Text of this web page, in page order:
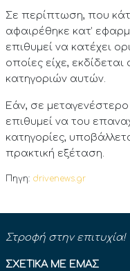
Σε περίπτωση, που
αφαιρέθηκε κατ’
επιθυμεί να κατέχει
οποίες είχε,
κατηγοριών αυτών.
Εάν, σε
επιθυμεί να του
κατηγορίες,
πρακτική εξέταση.
Πηγη: drivenews.gr
Στροφή στην επιτυχία!
ΣΧΕΤΙΚΆ ΜΕ ΕΜΆΣ